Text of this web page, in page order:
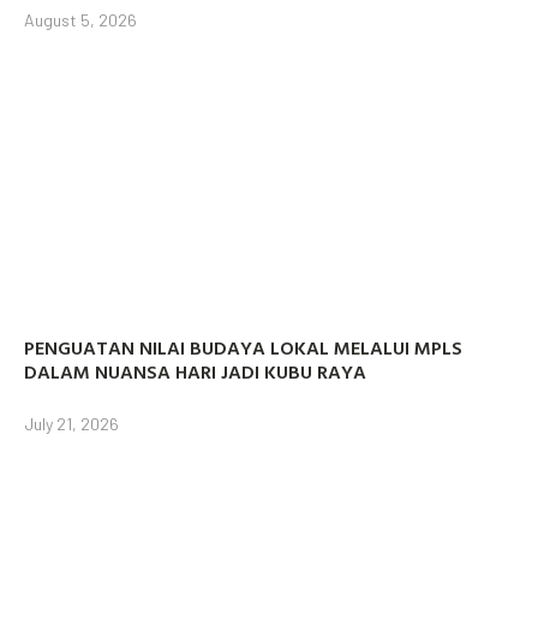
August 5, 2026
PENGUATAN NILAI BUDAYA LOKAL MELALUI MPLS
DALAM NUANSA HARI JADI KUBU RAYA
July 21, 2026